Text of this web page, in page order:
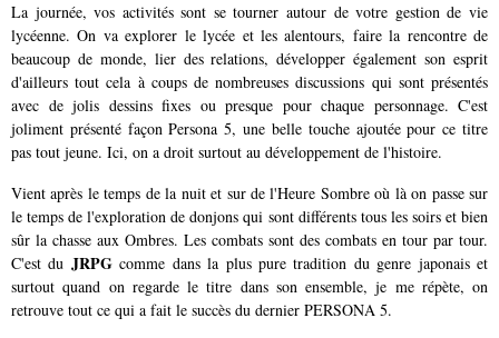
La journée, vos activités sont se tourner autour de votre gestion de vie
lycéenne. On va explorer le lycée et les alentours, faire la rencontre de
beaucoup de monde, lier des relations, développer également son esprit
d'ailleurs tout cela à coups de nombreuses discussions qui sont présentés
avec de jolis dessins fixes ou presque pour chaque personnage. C'est
joliment présenté façon Persona 5, une belle touche ajoutée pour ce titre
pas tout jeune. Ici, on a droit surtout au développement de l'histoire.
Vient après le temps de la nuit et sur de l'Heure Sombre où là on passe sur
le temps de l'exploration de donjons qui sont différents tous les soirs et bien
sûr la chasse aux Ombres. Les combats sont des combats en tour par tour.
C'est du JRPGcomme dans la plus pure tradition du genre japonais et
surtout quand on regarde le titre dans son ensemble, je me répète, on
retrouve tout ce qui a fait le succès du dernier PERSONA 5.